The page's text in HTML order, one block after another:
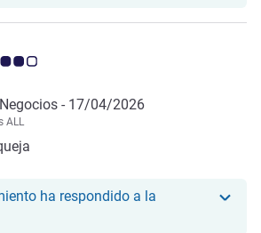
clientes de Avis 4.0/5
Negocios - 17/04/2026
ALL
ha respondido a la